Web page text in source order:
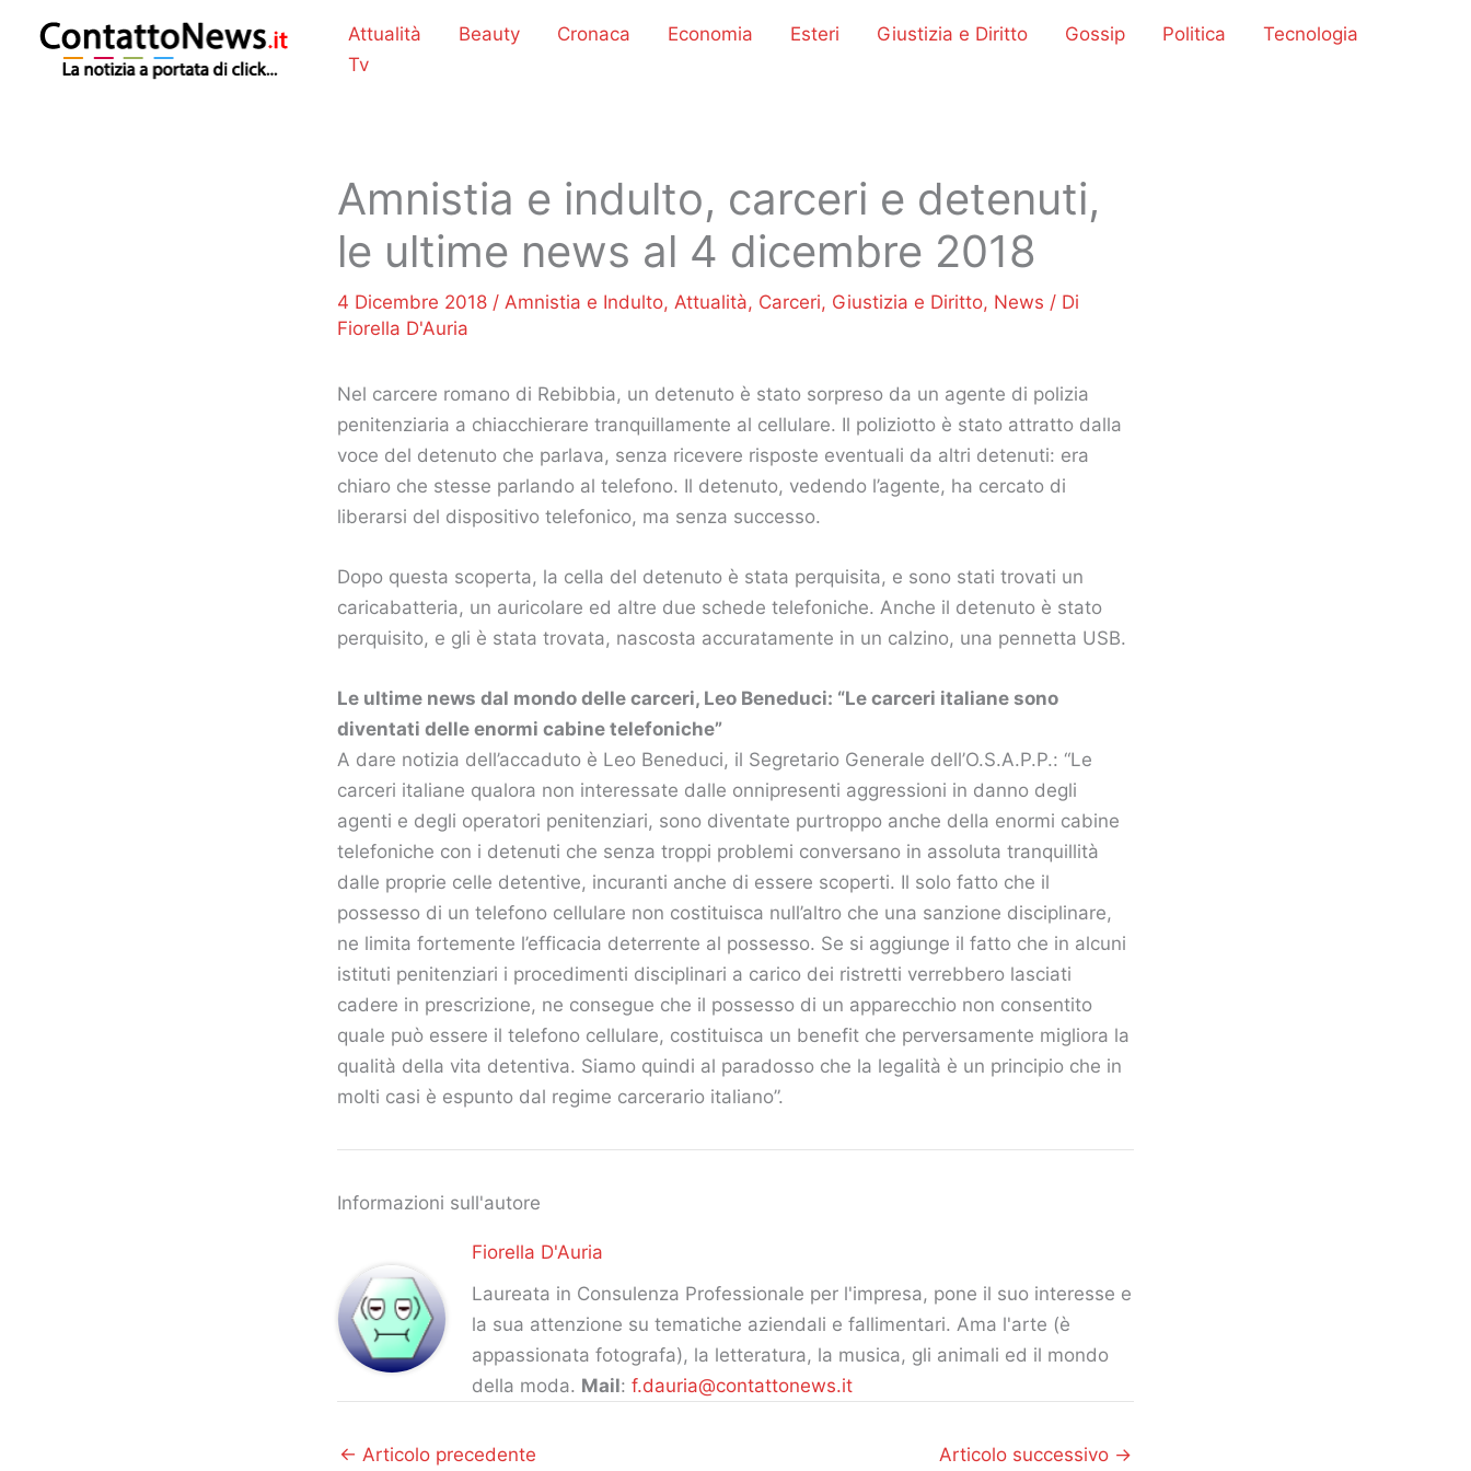
contenuto
Attualità Beauty Cronaca Economia Esteri Giustizia e Diritto Gossip Politica
Tecnologia
Tv
Amnistia e indulto, carceri e detenuti,
le ultime news al 4 dicembre 2018
4 Dicembre 2018 / Amnistia e Indulto, Attualità, Carceri, Giustizia e Diritto, News / Di
Fiorella D'Auria
Nel carcere romano di Rebibbia, un detenuto è stato sorpreso da un agente di polizia
penitenziaria a chiacchierare tranquillamente al cellulare. Il poliziotto è stato attratto dalla
voce del detenuto che parlava, senza ricevere risposte eventuali da altri detenuti: era
chiaro che stesse parlando al telefono. Il detenuto, vedendo l’agente, ha cercato di
liberarsi del dispositivo telefonico, ma senza successo.
Dopo questa scoperta, la cella del detenuto è stata perquisita, e sono stati trovati un
caricabatteria, un auricolare ed altre due schede telefoniche. Anche il detenuto è stato
perquisito, e gli è stata trovata, nascosta accuratamente in un calzino, una pennetta USB.
Le ultime news dal mondo delle carceri, Leo Beneduci: “Le carceri italiane sono
diventati delle enormi cabine telefoniche”
A dare notizia dell’accaduto è Leo Beneduci, il Segretario Generale dell’O.S.A.P.P.: “Le
carceri italiane qualora non interessate dalle onnipresenti aggressioni in danno degli
agenti e degli operatori penitenziari, sono diventate purtroppo anche della enormi cabine
telefoniche con i detenuti che senza troppi problemi conversano in assoluta tranquillità
dalle proprie celle detentive, incuranti anche di essere scoperti. Il solo fatto che il
possesso di un telefono cellulare non costituisca null’altro che una sanzione disciplinare,
ne limita fortemente l’efficacia deterrente al possesso. Se si aggiunge il fatto che in alcuni
istituti penitenziari i procedimenti disciplinari a carico dei ristretti verrebbero lasciati
cadere in prescrizione, ne consegue che il possesso di un apparecchio non consentito
quale può essere il telefono cellulare, costituisca un benefit che perversamente migliora la
qualità della vita detentiva. Siamo quindi al paradosso che la legalità è un principio che in
molti casi è espunto dal regime carcerario italiano”.
Informazioni sull'autore
Fiorella D'Auria
Laureata in Consulenza Professionale per l'impresa, pone il suo interesse e
la sua attenzione su tematiche aziendali e fallimentari. Ama l'arte (è
appassionata fotografa), la letteratura, la musica, gli animali ed il mondo
della moda. Mail: f.dauria@contattonews.it
← Articolo precedente Articolo successivo →